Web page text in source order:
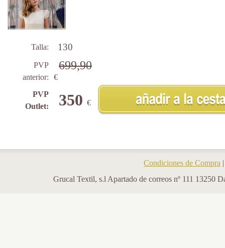
Talla: 130
PVP
anterior:
699,90
€
PVP
Outlet:
350 €
Condiciones de Compra
Grucal Textil, s.l Apartado de correos nº 111 13250